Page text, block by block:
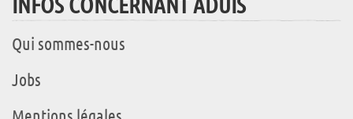
Qui sommes-nous
Jobs